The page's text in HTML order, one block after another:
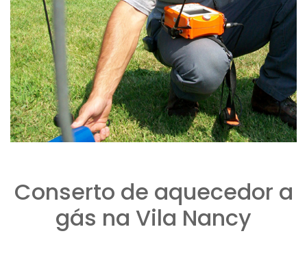
Conserto de aquecedor a
gás na Vila Nancy